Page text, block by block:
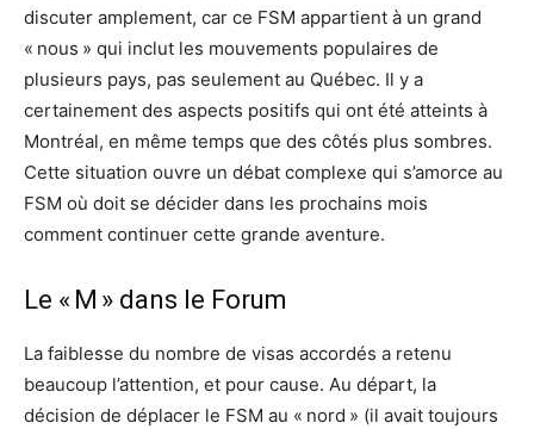
discuter amplement, car ce FSM appartient à un grand
« nous » qui inclut les mouvements populaires de
plusieurs pays, pas seulement au Québec. Il y a
certainement des aspects positifs qui ont été atteints à
Montréal, en même temps que des côtés plus sombres.
Cette situation ouvre un débat complexe qui s’amorce au
FSM où doit se décider dans les prochains mois
comment continuer cette grande aventure.
Le « M » dans le Forum
La faiblesse du nombre de visas accordés a retenu
beaucoup l’attention, et pour cause. Au départ, la
décision de déplacer le FSM au « nord » (il avait toujours